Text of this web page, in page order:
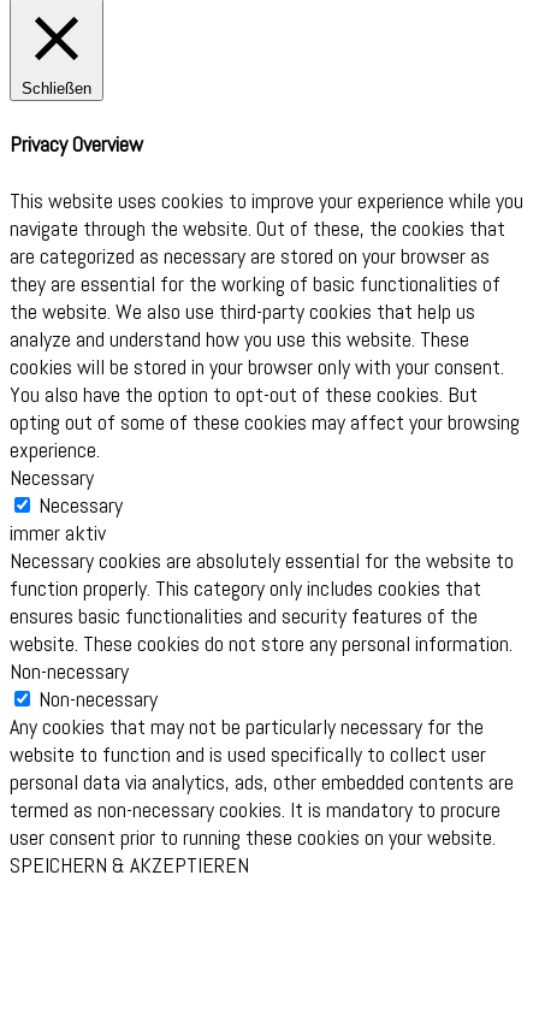
Schließen
Privacy Overview
This website uses cookies to improve your experience while you
navigate through the website. Out of these, the cookies that
are categorized as necessary are stored on your browser as
they are essential for the working of basic functionalities of
the website. We also use third-party cookies that help us
analyze and understand how you use this website. These
cookies will be stored in your browser only with your consent.
You also have the option to opt-out of these cookies. But
opting out of some of these cookies may affect your browsing
experience.
Necessary
Necessary
immer aktiv
Necessary cookies are absolutely essential for the website to
function properly. This category only includes cookies that
ensures basic functionalities and security features of the
website. These cookies do not store any personal information.
Non-necessary
Non-necessary
Any cookies that may not be particularly necessary for the
website to function and is used specifically to collect user
personal data via analytics, ads, other embedded contents are
termed as non-necessary cookies. It is mandatory to procure
user consent prior to running these cookies on your website.
SPEICHERN & AKZEPTIEREN